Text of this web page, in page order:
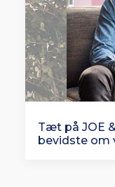
Tæt på JOE
bevidste om